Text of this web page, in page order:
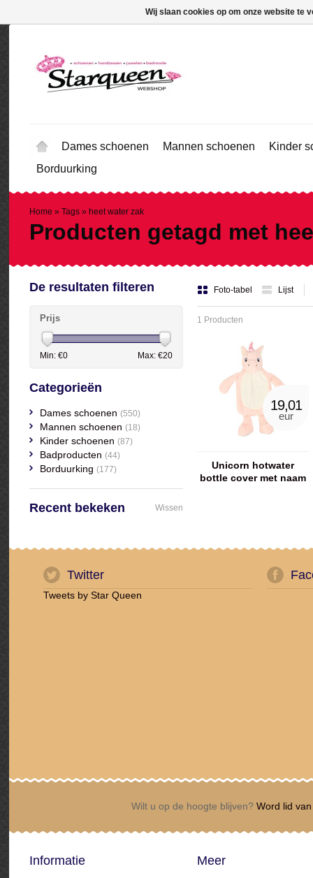
Dames schoenen Mannen schoenen
Kinder
Borduurking
Home » Tags » heet water zak
Producten getagd met
Foto-tabel Lijst
1 Producten
19,01
eur
Unicorn hotwater
bottle cover met naam
De resultaten filteren
Prijs
Min: €0 Max: €20
Categorieën
Dames schoenen (550)
Mannen schoenen (18)
Kinder schoenen (87)
Badproducten (44)
Borduurking (177)
Recent bekeken Wissen
Twitter
Tweets by Star Queen
Wilt u op de hoogte blijven? Word lid
Informatie Meer
Wij slaan cookies op om onze website te